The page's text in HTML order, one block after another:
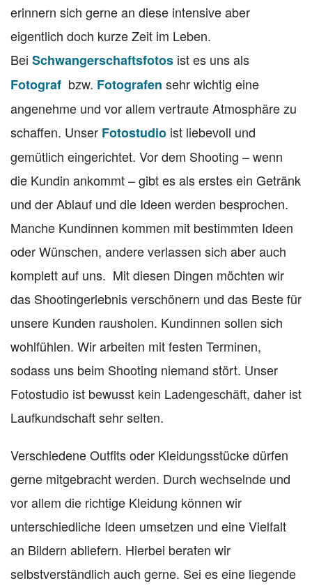
erinnern sich gerne an diese intensive aber
eigentlich doch kurze Zeit im Leben.
Bei Schwangerschaftsfotos ist es uns als
Fotograf bzw. Fotografen sehr wichtig eine
angenehme und vor allem vertraute Atmosphäre zu
schaffen. Unser Fotostudio ist liebevoll und
gemütlich eingerichtet. Vor dem Shooting – wenn
die Kundin ankommt – gibt es als erstes ein Getränk
und der Ablauf und die Ideen werden besprochen.
Manche Kundinnen kommen mit bestimmten Ideen
oder Wünschen, andere verlassen sich aber auch
komplett auf uns. Mit diesen Dingen möchten wir
das Shootingerlebnis verschönern und das Beste für
unsere Kunden rausholen. Kundinnen sollen sich
wohlfühlen. Wir arbeiten mit festen Terminen,
sodass uns beim Shooting niemand stört. Unser
Fotostudio ist bewusst kein Ladengeschäft, daher ist
Laufkundschaft sehr selten.
Verschiedene Outfits oder Kleidungsstücke dürfen
gerne mitgebracht werden. Durch wechselnde und
vor allem die richtige Kleidung können wir
unterschiedliche Ideen umsetzen und eine Vielfalt
an Bildern abliefern. Hierbei beraten wir
selbstverständlich auch gerne. Sei es eine liegende